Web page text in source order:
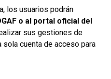
los usuarios podrán
o al portal oficial del
sus gestiones de
sola cuenta de acceso para